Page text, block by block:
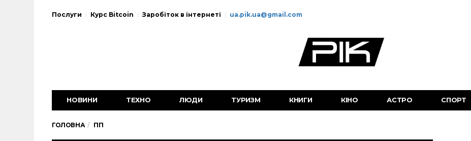
Послуги Курс Bitcoin Заробіток в інтернеті ua.pik.ua@gmail.com
НОВИНИ ТЕХНО ЛЮДИ ТУРИЗМ КНИГИ КІНО АСТРО СПОРТ
ГОЛОВНА ПП